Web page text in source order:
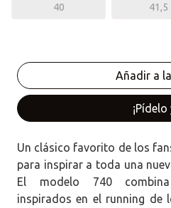
40 41,5
¡Pídelo
Un clásico favorito de los
para inspirar a toda una
El modelo 740
inspirados en el running de